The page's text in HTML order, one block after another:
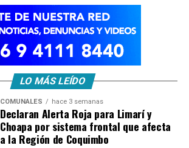
LO MÁS LEÍDO
COMUNALES hace 3 semanas
Declaran Alerta Roja para Limarí y
Choapa por sistema frontal que afecta
a la Región de Coquimbo